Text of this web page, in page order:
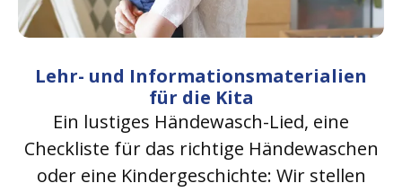
Lehr- und Informationsmaterialien
für die Kita
Ein lustiges Händewasch-Lied, eine
Checkliste für das richtige Händewaschen
oder eine Kindergeschichte: Wir stellen